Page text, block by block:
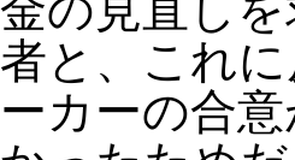
者と、これ
ーカーの合